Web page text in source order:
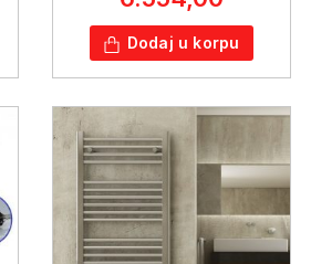
Dodaj u korpu